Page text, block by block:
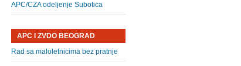
APC/CZA odeljenje Subotica
APC I ZVDO BEOGRAD
Rad sa maloletnicima bez pratnje